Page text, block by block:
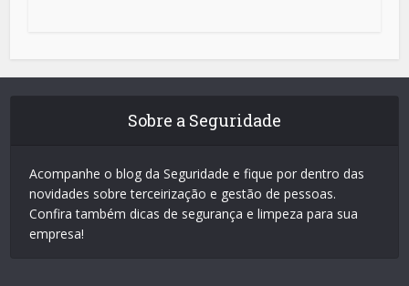
Sobre a Seguridade
Acompanhe o blog da Seguridade e fique por dentro das
novidades sobre terceirização e gestão de pessoas.
Confira também dicas de segurança e limpeza para sua
empresa!